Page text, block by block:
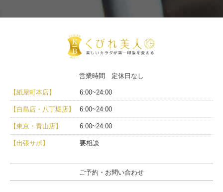
営業時間 定休日なし
【紙屋町本店】 6:00~24:00
【白島店・八丁堀店】 6:00~24:00
【東京・青山店】 6:00~24:00
【出張サポ】 要相談
ご予約・お問い合わせ